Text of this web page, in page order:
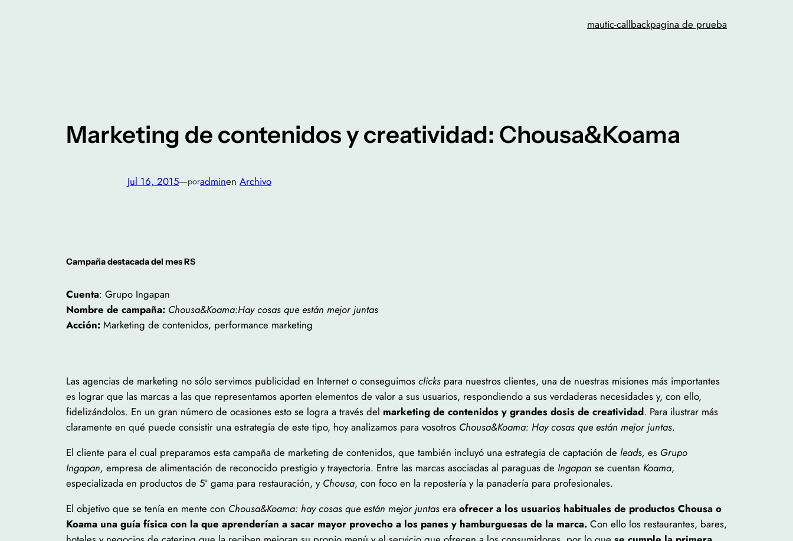
mautic-callbackpagina de prueba
Marketing de contenidos y creatividad: Chousa&Koama
Jul 16, 2015—poradminen Archivo
Campaña destacada del mes RS
Cuenta: Grupo Ingapan
Nombre de campaña: Chousa&Koama:Hay cosas que están mejor juntas
Acción: Marketing de contenidos, performance marketing
Las agencias de marketing no sólo servimos publicidad en Internet o conseguimos clicks para nuestros clientes, una de nuestras misiones más importantes
es lograr que las marcas a las que representamos aporten elementos de valor a sus usuarios, respondiendo a sus verdaderas necesidades y, con ello,
fidelizándolos. En un gran número de ocasiones esto se logra a través del marketing de contenidos y grandes dosis de creatividad. Para ilustrar más
claramente en qué puede consistir una estrategia de este tipo, hoy analizamos para vosotros Chousa&Koama: Hay cosas que están mejor juntas.
El cliente para el cual preparamos esta campaña de marketing de contenidos, que también incluyó una estrategia de captación de leads, es Grupo
Ingapan, empresa de alimentación de reconocido prestigio y trayectoria. Entre las marcas asociadas al paraguas de Ingapan se cuentan Koama,
especializada en productos de 5º gama para restauración, y Chousa, con foco en la repostería y la panadería para profesionales.
El objetivo que se tenía en mente con Chousa&Koama: hay cosas que están mejor juntas era ofrecer a los usuarios habituales de productos Chousa o
Koama una guía física con la que aprenderían a sacar mayor provecho a los panes y hamburguesas de la marca. Con ello los restaurantes, bares,